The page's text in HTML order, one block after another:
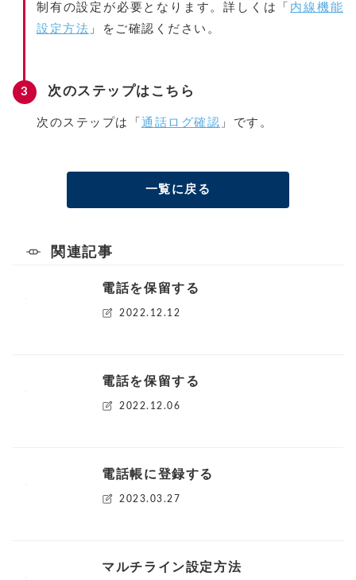
制有の設定が必要となります。詳しくは「 内線機能
設定方法 」をご確認ください。
次のステップはこちら
次のステップは「 通話ログ確認 」です。
一覧に戻る
関連記事
電話を保留する
2022.12.12
電話を保留する
2022.12.06
電話帳に登録する
2023.03.27
マルチライン設定方法